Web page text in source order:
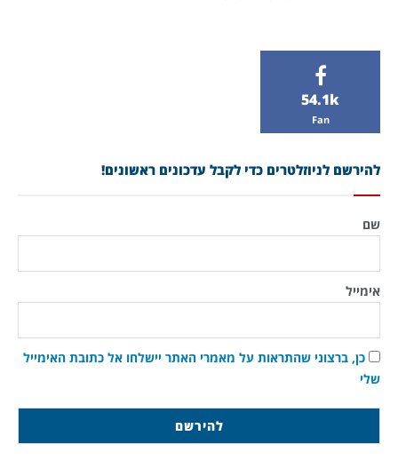
54.1k
Fan
להירשם לניוזלטרים כדי לקבל עדכונים ראשונים!
שם
אימייל
כן, ברצוני שהתראות על מאמרי האתר יישלחו אל כתובת האימייל
שלי